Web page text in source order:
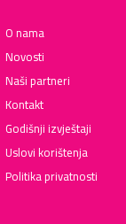
O nama
Novosti
Naši partneri
Kontakt
Godišnji izvještaji
Uslovi korištenja
Politika privatnosti